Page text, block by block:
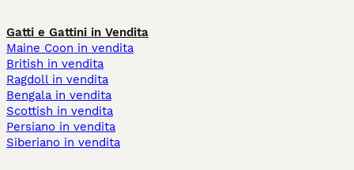
Gatti e Gattini in Vendita
Maine Coon in vendita
British in vendita
Ragdoll in vendita
Bengala in vendita
Scottish in vendita
Persiano in vendita
Siberiano in vendita